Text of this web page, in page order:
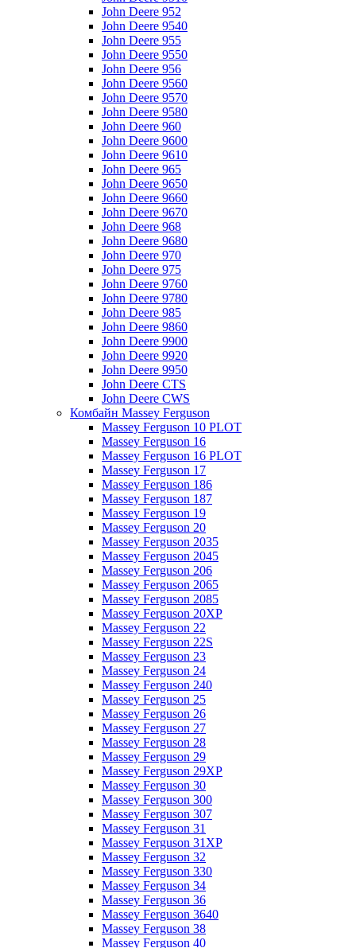
John Deere 952
John Deere 9540
John Deere 955
John Deere 9550
John Deere 956
John Deere 9560
John Deere 9570
John Deere 9580
John Deere 960
John Deere 9600
John Deere 9610
John Deere 965
John Deere 9650
John Deere 9660
John Deere 9670
John Deere 968
John Deere 9680
John Deere 970
John Deere 975
John Deere 9760
John Deere 9780
John Deere 985
John Deere 9860
John Deere 9900
John Deere 9920
John Deere 9950
John Deere CTS
John Deere CWS
Комбайн Massey Ferguson
Massey Ferguson 10 PLOT
Massey Ferguson 16
Massey Ferguson 16 PLOT
Massey Ferguson 17
Massey Ferguson 186
Massey Ferguson 187
Massey Ferguson 19
Massey Ferguson 20
Massey Ferguson 2035
Massey Ferguson 2045
Massey Ferguson 206
Massey Ferguson 2065
Massey Ferguson 2085
Massey Ferguson 20XP
Massey Ferguson 22
Massey Ferguson 22S
Massey Ferguson 23
Massey Ferguson 24
Massey Ferguson 240
Massey Ferguson 25
Massey Ferguson 26
Massey Ferguson 27
Massey Ferguson 28
Massey Ferguson 29
Massey Ferguson 29XP
Massey Ferguson 30
Massey Ferguson 300
Massey Ferguson 307
Massey Ferguson 31
Massey Ferguson 31XP
Massey Ferguson 32
Massey Ferguson 330
Massey Ferguson 34
Massey Ferguson 36
Massey Ferguson 3640
Massey Ferguson 38
Massey Ferguson 40